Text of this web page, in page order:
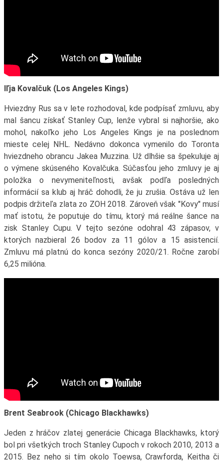
Iľja Kovalčuk (Los Angeles Kings)
Hviezdny Rus sa v lete rozhodoval, kde podpísať zmluvu, aby
mal šancu získať Stanley Cup, lenže vybral si najhoršie, ako
mohol, nakoľko jeho Los Angeles Kings je na poslednom
mieste celej NHL. Nedávno dokonca vymenilo do Toronta
hviezdneho obrancu Jakea Muzzina. Už dlhšie sa špekuluje aj
o výmene skúseného Kovalčuka. Súčasťou jeho zmluvy je aj
položka o nevymeniteľnosti, avšak podľa posledných
informácií sa klub aj hráč dohodli, že ju zrušia. Ostáva už len
podpis držiteľa zlata zo ZOH 2018. Zároveň však "Kovy" musí
mať istotu, že poputuje do tímu, ktorý má reálne šance na
zisk Stanley Cupu. V tejto sezóne odohral 43 zápasov, v
ktorých nazbieral 26 bodov za 11 gólov a 15 asistencií.
Zmluvu má platnú do konca sezóny 2020/21. Ročne zarobí
6,25 milióna.
Brent Seabrook (Chicago Blackhawks)
Jeden z hráčov zlatej generácie Chicaga Blackhawks, ktorý
bol pri všetkých troch Stanley Cupoch v rokoch 2010, 2013 a
2015. Bez neho si tím okolo Toewsa, Crawforda, Keitha či